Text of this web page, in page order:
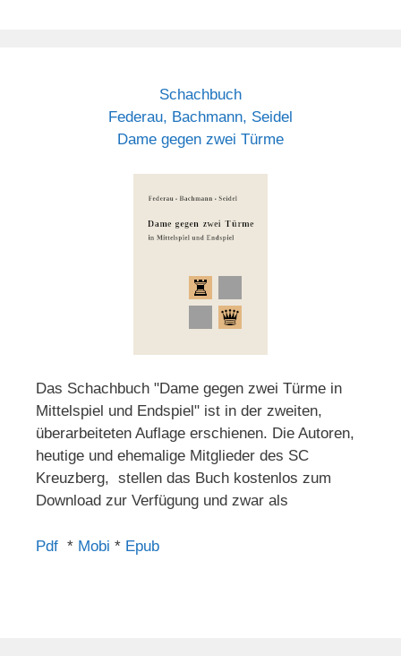
Schachbuch
Federau, Bachmann, Seidel
Dame gegen zwei Türme
Das Schachbuch "Dame gegen zwei Türme in
Mittelspiel und Endspiel" ist in der zweiten,
überarbeiteten Auflage erschienen. Die Autoren,
heutige und ehemalige Mitglieder des SC
Kreuzberg, stellen das Buch kostenlos zum
Download zur Verfügung und zwar als
Pdf * Mobi * Epub